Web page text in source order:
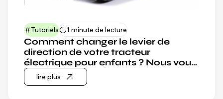
Tutoriels 1 minute de lecture
Comment changer le levier de
direction de votre tracteur
électrique pour enfants ? Nous vous
montrer
lire plus